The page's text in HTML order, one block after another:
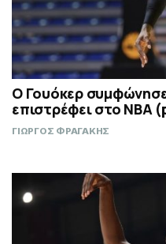
Ο Γουόκερ
επιστρέφει στο NBA
ΓΙΩΡΓΟΣ ΦΡΑΓΑΚΗΣ